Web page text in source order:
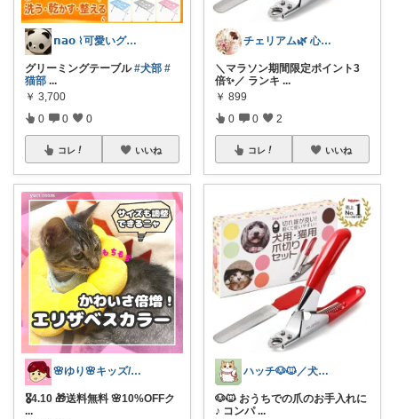
𝗻𝗮𝗼 ⌇可愛いグッズ集め
グリーミングテーブル#犬部 #
猫部 ...
￥ 3,700
0 0 0
コレ いいね
🌸ゆり🌸キッズ/ベビー/スイーツ/猫
🎖️4.10 🎁送料無料 🌸10%OFFク
...
チェリアム🌿‬ 心地よい暮らし
＼マラソン期間限定ポイント3
倍✨／ ランキ ...
￥ 899
0 0 2
コレ いいね
ハッチ🐶🐱／犬猫グッズroom
🐶🐱 おうちでの爪のお手入れに
♪ コンパ ...